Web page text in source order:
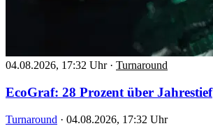
04.08.2026, 17:32 Uhr · Turnaround
EcoGraf: 28 Prozent über Jahrestief
Turnaround · 04.08.2026, 17:32 Uhr